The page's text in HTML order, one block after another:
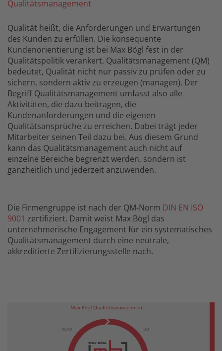
Qualitätsmanagement
Qualität heißt, die Anforderungen und Erwartungen
des Kunden zu erfüllen. Die konsequente
Kundenorientierung ist bei Max Bögl fest in der
Qualitätspolitik verankert. Qualitätsmanagement (QM)
bedeutet, Qualität nicht nur passiv zu prüfen oder zu
sichern, sondern aktiv zu erzeugen (managen). Der
Begriff Qualitätsmanagement umfasst also alle
Aktivitäten, die dazu beitragen, die
Kundenanforderungen und die eigenen
Qualitätsansprüche zu erreichen. Dabei trägt jeder
Mitarbeiter seinen Teil dazu bei. Aus diesem Grund
kann das Qualitätsmanagement auch nicht auf
einzelne Bereiche begrenzt werden, sondern ist
ganzheitlich und jederzeit anzuwenden.
Die Firmengruppe ist nach der QM-Norm DIN EN ISO
9001 zertifiziert. Damit weist Max Bögl das
unternehmerische Engagement für ein systematisches
Qualitätsmanagement durch eine neutrale,
akkreditierte Zertifizierungsstelle nach.